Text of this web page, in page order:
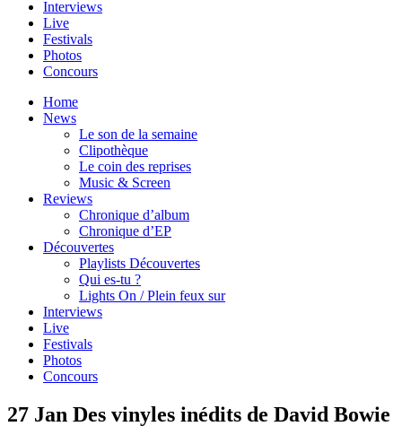
Interviews
Live
Festivals
Photos
Concours
Home
News
Le son de la semaine
Clipothèque
Le coin des reprises
Music & Screen
Reviews
Chronique d’album
Chronique d’EP
Découvertes
Playlists Découvertes
Qui es-tu ?
Lights On / Plein feux sur
Interviews
Live
Festivals
Photos
Concours
27 Jan Des vinyles inédits de David Bowie